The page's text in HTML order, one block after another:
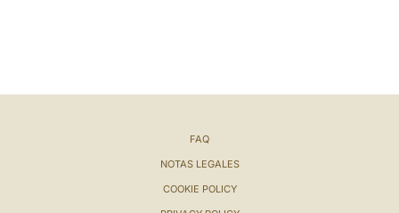
FAQ
NOTAS LEGALES
COOKIE POLICY